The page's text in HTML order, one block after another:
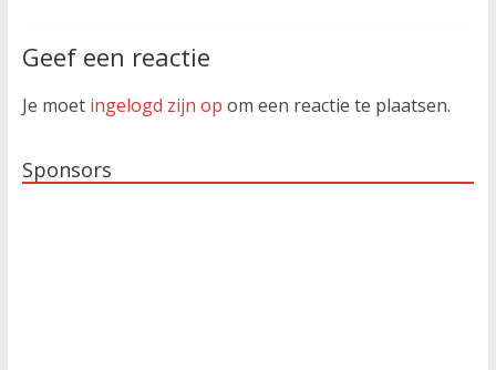
Geef een reactie
Je moet ingelogd zijn op om een reactie te plaatsen.
Sponsors